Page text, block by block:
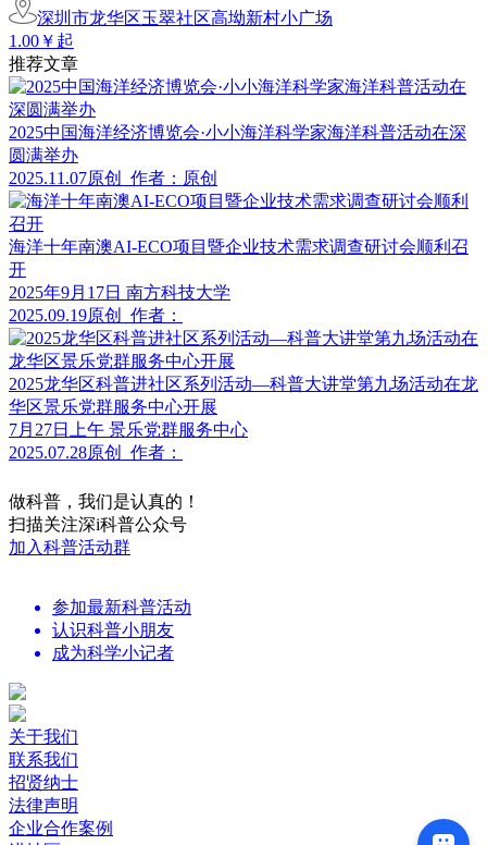
深圳市龙华区玉翠社区高坳新村小广场
1.00￥起
推荐文章
2025中国海洋经济博览会·小小海洋科学家海洋科普活动在深
圆满举办
2025.11.07原创 作者：原创
海洋十年南澳AI-ECO项目暨企业技术需求调查研讨会顺利召
开
2025年9月17日 南方科技大学
2025.09.19原创 作者：
2025龙华区科普进社区系列活动—科普大讲堂第九场活动在龙
华区景乐党群服务中心开展
7月27日上午 景乐党群服务中心
2025.07.28原创 作者：
做科普，我们是认真的！
扫描关注深i科普公众号
加入科普活动群
参加最新科普活动
认识科普小朋友
成为科学小记者
关于我们
联系我们
招贤纳士
法律声明
企业合作案例